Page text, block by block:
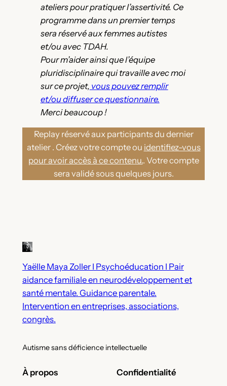
ateliers pour pratiquer l’assertivité. Ce
programme dans un premier temps
sera réservé aux femmes autistes
et/ou avec TDAH.
Pour m’aider ainsi que l’équipe
pluridisciplinaire qui travaille avec moi
sur ce projet, vous pouvez remplir
et/ou diffuser ce questionnaire.
Merci beaucoup !
Replay réservé aux participants du dernier
atelier . Créez votre compte ou identifiez-vous
pour avoir accès à ce contenu.. Votre compte
sera validé sous quelques jours.
Yaëlle Maya Zoller I Psychoéducation I Pair
aidance familiale en neurodéveloppement et
santé mentale. Guidance parentale.
Intervention en entreprises, associations,
congrès.
Autisme sans déficience intellectuelle
À propos Confidentialité